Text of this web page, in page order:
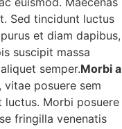
Sed tincidunt luctus
et diam dapibus,
suscipit massa
semper.Morbi a
posuere sem
luctus. Morbi posuere
fringilla venenatis